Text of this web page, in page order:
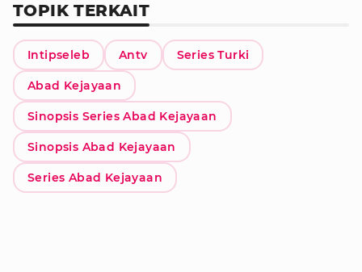
TOPIK TERKAIT
Intipseleb Antv Series Turki
Abad Kejayaan
Sinopsis Series Abad Kejayaan
Sinopsis Abad Kejayaan
Series Abad Kejayaan